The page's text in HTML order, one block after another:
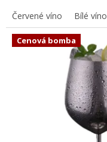
Červené víno
Bílé víno
Cenová bomba